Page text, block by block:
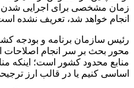
زمان مشخصی برای اجرایی شدن
انجام خواهد شد، تعریف نشده
رئیس سازمان برنامه و بودجه
محور بحث بر سر انجام اصلاحات
منابع محدود کشور است؛ اینکه
اساسی کنیم یا در قالب ارز